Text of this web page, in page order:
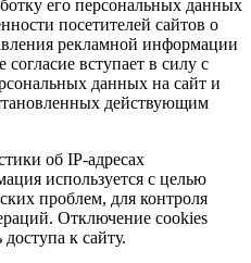
его персональных данных
посетителей сайтов о
рекламной информации
вступает в силу с
данных на сайт и
действующим
об IP-адресах
используется с целью
проблем, для контроля
Отключение cookies
к сайту.